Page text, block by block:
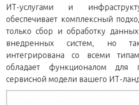
ИТ-услугами и
обеспечивает комплексный
только сбор и обработку
внедренных систем, но
интегрирована со всеми
обладает функционалом для
сервисной модели вашего ИТ-